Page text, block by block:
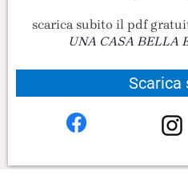
scarica subito il pdf
UNA CASA BELLA
Scarica